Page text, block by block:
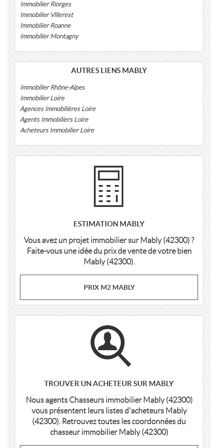
Immobilier Riorges
Immobilier Villerest
Immobilier Roanne
Immobilier Montagny
AUTRES LIENS MABLY
Immobilier Rhône-Alpes
Immobilier Loire
Agences Immobilières Loire
Agents Immobiliers Loire
Acheteurs Immobilier Loire
ESTIMATION MABLY
Vous avez un projet immobilier sur Mably (42300) ?
Faite-vous une idée du prix de vente de votre bien
Mably (42300).
PRIX M2 MABLY
TROUVER UN ACHETEUR SUR MABLY
Nous agents Chasseurs immobilier Mably (42300)
vous présentent leurs listes d'acheteurs Mably
(42300). Retrouvez toutes les coordonnées du
chasseur immobilier Mably (42300)